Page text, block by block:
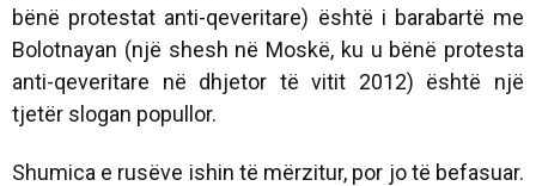
bënë protestat anti-qeveritare) është i barabartë me
Bolotnayan (një shesh në Moskë, ku u bënë protesta
anti-qeveritare në dhjetor të vitit 2012) është një
tjetër slogan popullor.
Shumica e rusëve ishin të mërzitur, por jo të befasuar.